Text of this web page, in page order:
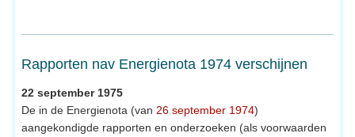
Rapporten nav Energienota 1974 verschijnen
22 september 1975
De in de Energienota (van 26 september 1974)
aangekondigde rapporten en onderzoeken (als voorwaarden